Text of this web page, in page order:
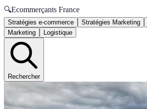
🔍Ecommerçants France
Stratégies e-commerce Stratégies Marketing
Marketing
Logistique
Rechercher